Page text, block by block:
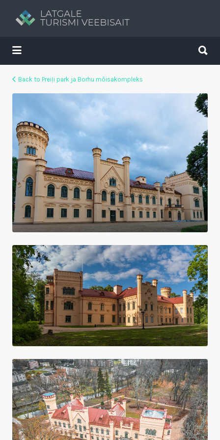
Tavs brīvdienu ceļvedis
Search
for:
for:
Back to Preiļi park ja Borhu mõisakompleks